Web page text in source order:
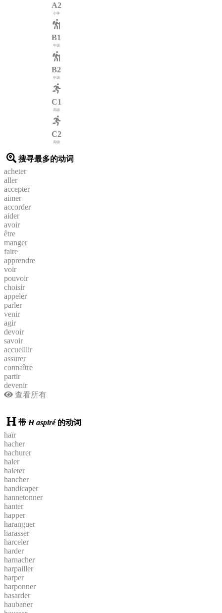
A2
小学
B1
中级
B2
中级
C1
高级
C2
高级
搜寻最多的动词
acheter
aller
accepter
aimer
accorder
aider
avoir
être
manger
faire
apprendre
voir
pouvoir
choisir
appeler
parler
venir
agir
devoir
savoir
accueillir
assurer
connaître
partir
devenir
查看所有
带 H aspiré的动词
haïr
hacher
hachurer
haler
haleter
hancher
handicaper
hannetonner
hanter
happer
haranguer
harasser
harceler
harder
harnacher
harpailler
harper
harponner
hasarder
haubaner